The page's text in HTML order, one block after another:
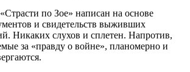
по Зое» написан на основе
и свидетельств выживших
Никаких слухов и сплетен. Напротив,
за «правду о войне», планомерно и